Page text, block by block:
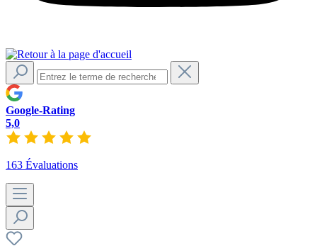
Google-Rating
5,0
163 Évaluations